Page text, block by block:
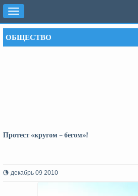
Toggle
navigation
ОБЩЕСТВО
Протест «кругом – бегом»!
декабрь 09 2010